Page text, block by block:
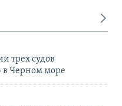
трех судов
в Черном море